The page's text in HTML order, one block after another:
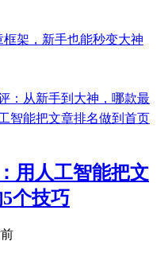
架，新手也能秒变大神
：从新手到大神，哪款最
用人工智能把文
个技巧